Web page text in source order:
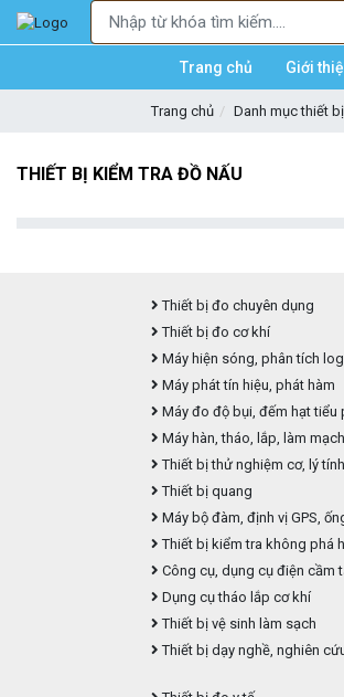
Trang chủ Giới
Trang chủ Danh mục thiết bị
THIẾT BỊ KIỂM TRA ĐỒ NẤU
Thiết bị đo chuyên dụng
Thiết bị đo cơ khí
Máy hiện sóng, phân tích
Máy phát tín hiệu, phát hàm
Máy đo độ bụi, đếm hạt tiểu
Máy hàn, tháo, lắp, làm
Thiết bị thử nghiệm cơ, lý tính
Thiết bị quang
Máy bộ đàm, định vị GPS,
Thiết bị kiểm tra không phá
Công cụ, dụng cụ điện cầm
Dụng cụ tháo lắp cơ khí
Thiết bị vệ sinh làm sạch
Thiết bị dạy nghề, nghiên